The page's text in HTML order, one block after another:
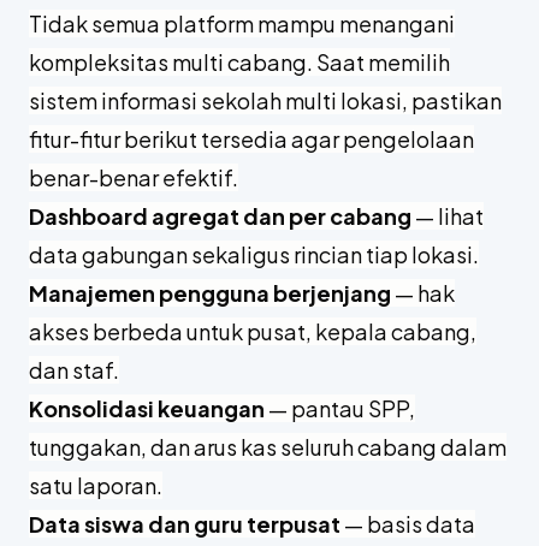
Tidak semua platform mampu menangani
kompleksitas multi cabang. Saat memilih
sistem informasi sekolah multi lokasi, pastikan
fitur-fitur berikut tersedia agar pengelolaan
benar-benar efektif.
Dashboard agregat dan per cabang — lihat
data gabungan sekaligus rincian tiap lokasi.
Manajemen pengguna berjenjang — hak
akses berbeda untuk pusat, kepala cabang,
dan staf.
Konsolidasi keuangan — pantau SPP,
tunggakan, dan arus kas seluruh cabang dalam
satu laporan.
Data siswa dan guru terpusat — basis data